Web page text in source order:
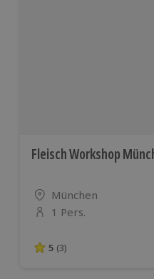
Fleisch Workshop
Standort
München
Anzahl der Teilnehmer
1 Pers.
5 von 5 Sternen
5 (3)